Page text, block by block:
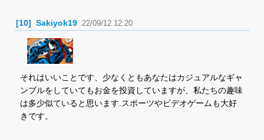
[10] Sakiyok19 22/09/12 12:20
それはいいことです、少なくともあなたはカジュアルなギャ
ンブルをしていてもお金を投資していますが、私たちの趣味
は多少似ていると思います.スポーツやビデオゲームも大好
きです。